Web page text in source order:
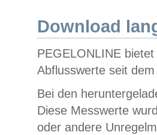
Download
PEGELONLINE
Abflusswerte seit
Bei den
Diese Messwerte
oder andere